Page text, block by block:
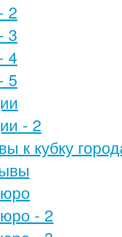
2
3
4
5
- 2
к кубку
- 2